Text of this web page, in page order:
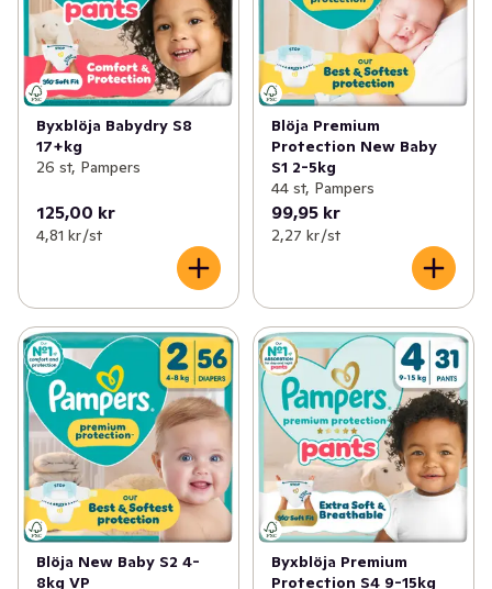
Byxblöja Babydry S8
17+kg
26 st, Pampers
125,00 kr
4,81 kr /st
Blöja Premium
Protection New Baby
S1 2-5kg
44 st, Pampers
99,95 kr
2,27 kr /st
Blöja New Baby S2 4-
8kg VP
Byxblöja Premium
Protection S4 9-15kg